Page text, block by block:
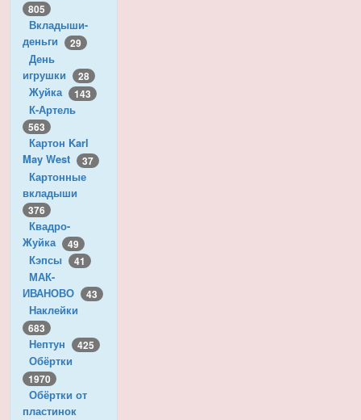
805
Вкладыши-
деньги
29
День
игрушки
28
Жуйка 143
К-Артель
563
Картон Karl
May West
37
Картонные
вкладыши
376
Квадро-
Жуйка
49
Кэпсы 41
МАК-
ИВАНОВО
43
Наклейки
683
Нептун 425
Обёртки
1970
Обёртки от
пластинок